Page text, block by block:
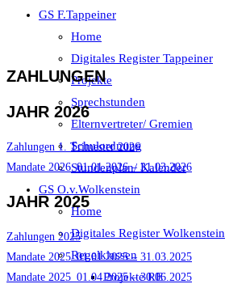
GS F.Tappeiner
Home
Digitales Register Tappeiner
Projekte
Sprechstunden
Elternvertreter/ Gremien
Schulordnung
Stundenplan/ Kalender
GS O.v.Wolkenstein
Home
Digitales Register Wolkenstein
Regelklassen
Projekte RE
ZAHLUNGEN
JAHR 2026
Zahlungen 1. Trimester 2026
Mandate 2026_01.01.2026 – 31.03.2026
JAHR 2025
Zahlungen 2025
Mandate 2025_01.01.2025 – 31.03.2025
Mandate 2025_01.04.2025 – 30.06.2025